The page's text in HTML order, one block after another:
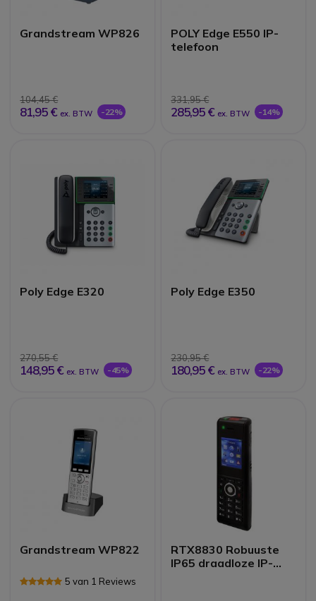
Grandstream WP826
104,45 €
81,95 € ex. BTW -22%
POLY Edge E550 IP-
telefoon
331,95 €
285,95 € ex. BTW -14%
Poly Edge E320
270,55 €
148,95 € ex. BTW -45%
Poly Edge E350
230,95 €
180,95 € ex. BTW -22%
Grandstream WP822
5 van 1 Reviews
RTX8830 Robuuste
IP65 draadloze IP-